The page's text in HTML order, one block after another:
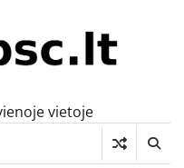
vietoje